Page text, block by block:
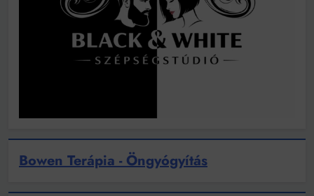
Bowen Terápia - Öngyógyítás